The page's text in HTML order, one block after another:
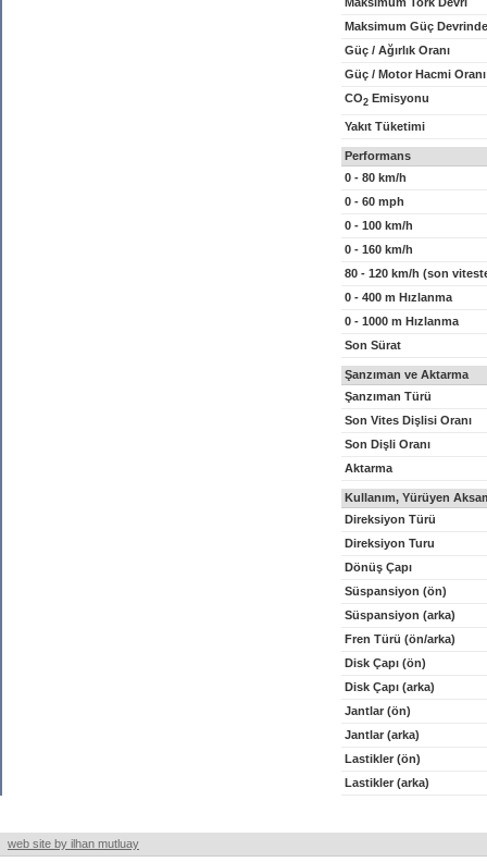
Maksimum Güç
Güç / Ağırlık Oranı
Güç / Motor Hacmi Oranı
CO2 Emisyonu
Yakıt Tüketimi
Performans
0 - 80 km/h
0 - 60 mph
0 - 100 km/h
0 - 160 km/h
80 - 120 km/h (son
0 - 400 m Hızlanma
0 - 1000 m Hızlanma
Son Sürat
Şanzıman ve Aktarma
Şanzıman Türü
Son Vites Dişlisi Oranı
Son Dişli Oranı
Aktarma
Kullanım, Yürüyen
Direksiyon Türü
Direksiyon Turu
Dönüş Çapı
Süspansiyon (ön)
Süspansiyon (arka)
Fren Türü (ön/arka)
Disk Çapı (ön)
Disk Çapı (arka)
Jantlar (ön)
Jantlar (arka)
Lastikler (ön)
Lastikler (arka)
web site by ilhan mutluay